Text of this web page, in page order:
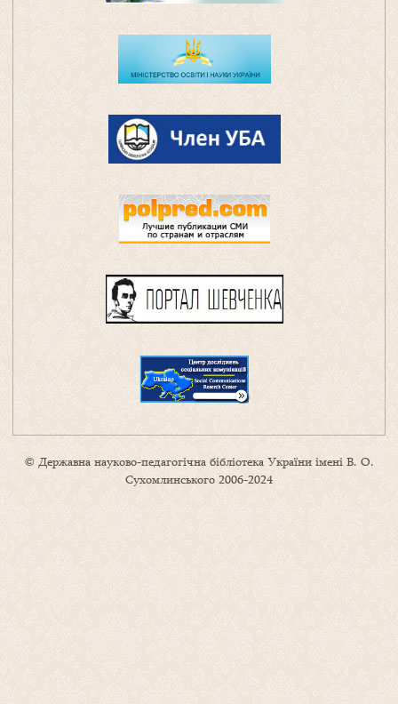
© Державна науково-педагогічна бібліотека України імені В. О.
Сухомлинського 2006-2024